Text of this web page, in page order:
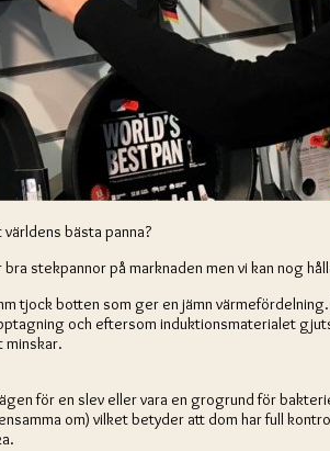
bästa panna?
stekpannor på marknaden men vi kan nog
tjock botten som ger en jämn
och eftersom induktionsmaterialet
minskar.
för en slev eller vara en grogrund för
om) vilket betyder att dom har full